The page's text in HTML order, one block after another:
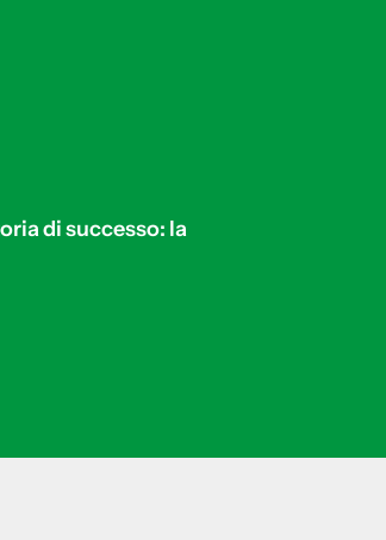
di successo: la